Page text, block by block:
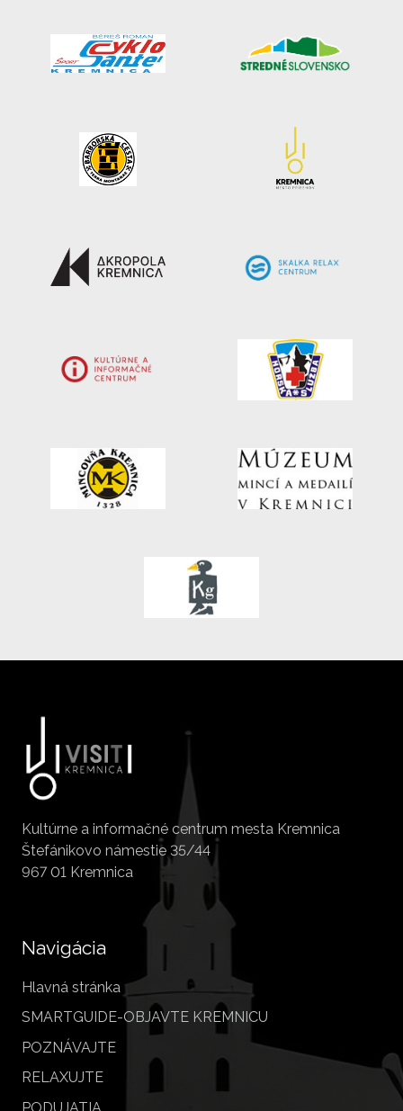
Kultúrne a informačné centrum mesta Kremnica
Štefánikovo námestie 35/44
967 01 Kremnica
Navigácia
Hlavná stránka
SMARTGUIDE-OBJAVTE KREMNICU
POZNÁVAJTE
RELAXUJTE